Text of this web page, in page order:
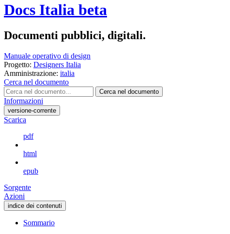
Docs Italia beta
Documenti pubblici, digitali.
Manuale operativo di design
Progetto: Designers Italia
Amministrazione: italia
Cerca nel documento
Cerca nel documento
Informazioni
versione-corrente
Scarica
pdf
html
epub
Sorgente
Azioni
indice dei contenuti
Sommario